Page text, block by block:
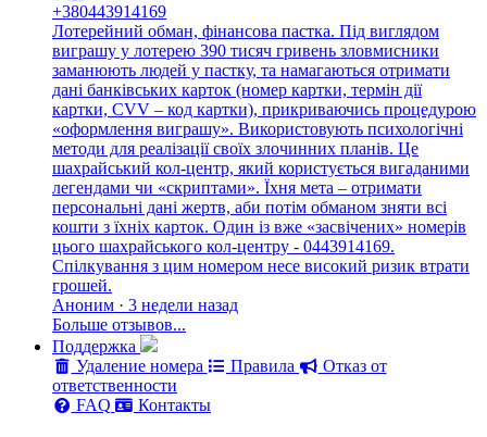
+380443914169
Лотерейний обман, фінансова пастка. Під виглядом
виграшу у лотерею 390 тисяч гривень зловмисники
заманюють людей у пастку, та намагаються отримати
дані банківських карток (номер картки, термін дії
картки, CVV – код картки), прикриваючись процедурою
«оформлення виграшу». Використовують психологічні
методи для реалізації своїх злочинних планів. Це
шахрайський кол-центр, який користується вигаданими
легендами чи «скриптами». Їхня мета – отримати
персональні дані жертв, аби потім обманом зняти всі
кошти з їхніх карток. Один із вже «засвічених» номерів
цього шахрайського кол-центру - 0443914169.
Спілкування з цим номером несе високий ризик втрати
грошей.
Аноним · 3 недели назад
Больше отзывов...
Поддержка
Удаление номера
Правила
Отказ от
ответственности
FAQ
Контакты